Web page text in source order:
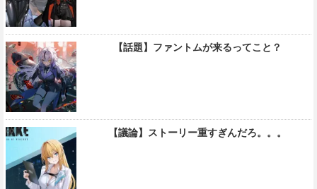
【話題】ファントムが来るってこと？
【議論】ストーリー重すぎんだろ。。。